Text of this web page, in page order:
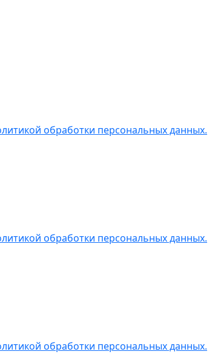
обработки персональных данных.
обработки персональных данных.
обработки персональных данных.